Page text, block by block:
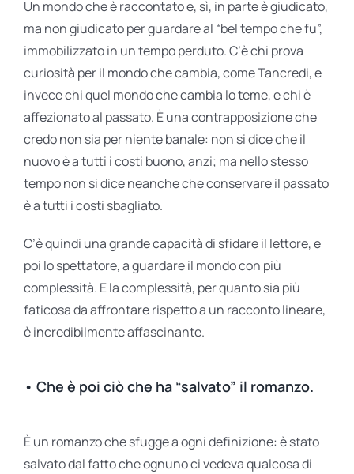
Un mondo che è raccontato e, sì, in parte è giudicato,
ma non giudicato per guardare al “bel tempo che fu”,
immobilizzato in un tempo perduto. C’è chi prova
curiosità per il mondo che cambia, come Tancredi, e
invece chi quel mondo che cambia lo teme, e chi è
affezionato al passato. È una contrapposizione che
credo non sia per niente banale: non si dice che il
nuovo è a tutti i costi buono, anzi; ma nello stesso
tempo non si dice neanche che conservare il passato
è a tutti i costi sbagliato.
C’è quindi una grande capacità di sfidare il lettore, e
poi lo spettatore, a guardare il mondo con più
complessità. E la complessità, per quanto sia più
faticosa da affrontare rispetto a un racconto lineare,
è incredibilmente affascinante.
• Che è poi ciò che ha “salvato” il romanzo.
È un romanzo che sfugge a ogni definizione: è stato
salvato dal fatto che ognuno ci vedeva qualcosa di